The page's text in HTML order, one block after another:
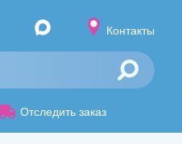
Контакты
Отследить заказ